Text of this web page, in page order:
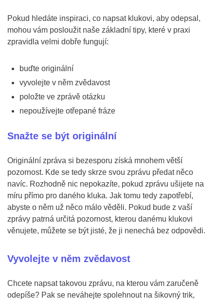
Pokud hledáte inspiraci, co napsat klukovi, aby odepsal,
mohou vám posloužit naše základní tipy, které v praxi
zpravidla velmi dobře fungují:
buďte originální
vyvolejte v něm zvědavost
položte ve zprávě otázku
nepoužívejte otřepané fráze
Snažte se být originální
Originální zpráva si bezesporu získá mnohem větší
pozornost. Kde se tedy skrze svou zprávu předat něco
navíc. Rozhodně nic nepokazíte, pokud zprávu ušijete na
míru přímo pro daného kluka. Jak tomu tedy zapotřebí,
abyste o něm už něco málo věděli. Pokud bude z vaší
zprávy patrná určitá pozornost, kterou danému klukovi
věnujete, můžete se být jisté, že ji nenechá bez odpovědi.
Vyvolejte v něm zvědavost
Chcete napsat takovou zprávu, na kterou vám zaručeně
odepíše? Pak se neváhejte spolehnout na šikovný trik,